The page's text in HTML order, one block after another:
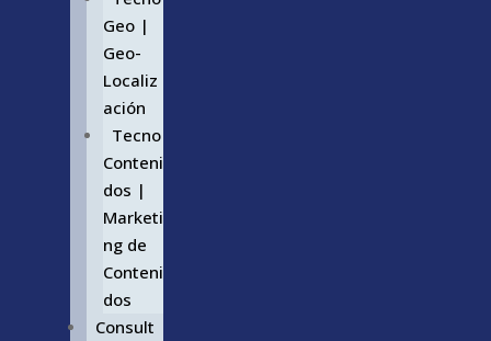
Geo |
Geo-
Localiz
ación
Tecno
Conteni
dos |
Marketi
ng de
Conteni
dos
Consult